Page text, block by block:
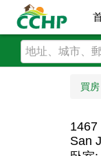
買房
1467
San